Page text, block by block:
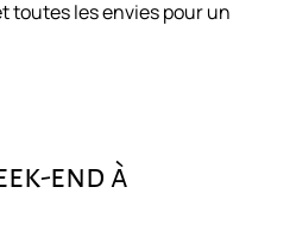
toutes les envies pour un
end à